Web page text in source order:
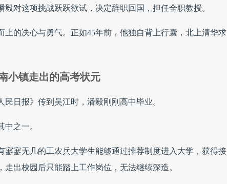
对这项挑战跃跃欲试，决定辞职回国，担任全职教授。
的决心与勇气。正如45年前，他独自背上行囊，北上清华求
小镇走出的高考状元
日报》传到吴江时，潘毅刚刚高中毕业。
之一。
寥寥无几的工农兵大学生能够通过推荐制度进入大学，获得接
出校园后只能踏上工作岗位，无法继续深造。